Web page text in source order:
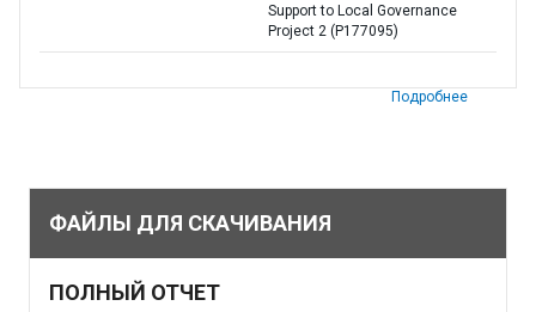
Support to Local Governance
Project 2 (P177095)
Подробнее
ФАЙЛЫ ДЛЯ СКАЧИВАНИЯ
ПОЛНЫЙ ОТЧЕТ